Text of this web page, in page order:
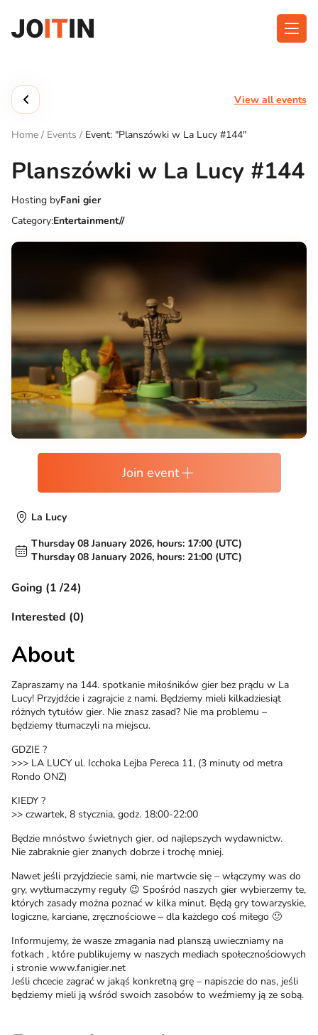
content
Get the App:
View all events
Home / Events / Event: "Planszówki w La Lucy #144"
Planszówki w La Lucy #144
Hosting byFani gier
Category:Entertainment//
Join event
La Lucy
Thursday 08 January 2026, hours: 17:00 (UTC)
Thursday 08 January 2026, hours: 21:00 (UTC)
Going (1 /24)
Interested (0)
About
Zapraszamy na 144. spotkanie miłośników gier bez prądu w La
Lucy! Przyjdźcie i zagrajcie z nami. Będziemy mieli kilkadziesiąt
różnych tytułów gier. Nie znasz zasad? Nie ma problemu –
będziemy tłumaczyli na miejscu.
GDZIE ?
>>> LA LUCY ul. Icchoka Lejba Pereca 11, (3 minuty od metra
Rondo ONZ)
KIEDY ?
>> czwartek, 8 stycznia, godz. 18:00-22:00
Będzie mnóstwo świetnych gier, od najlepszych wydawnictw.
Nie zabraknie gier znanych dobrze i trochę mniej.
Nawet jeśli przyjdziecie sami, nie martwcie się – włączymy was do
gry, wytłumaczymy reguły 😉 Spośród naszych gier wybierzemy te,
których zasady można poznać w kilka minut. Będą gry towarzyskie,
logiczne, karciane, zręcznościowe – dla każdego coś miłego 🙂
Informujemy, że wasze zmagania nad planszą uwieczniamy na
fotkach , które publikujemy w naszych mediach społecznościowych
i stronie www.fanigier.net
Jeśli chcecie zagrać w jakąś konkretną grę – napiszcie do nas, jeśli
będziemy mieli ją wśród swoich zasobów to weźmiemy ją ze sobą.